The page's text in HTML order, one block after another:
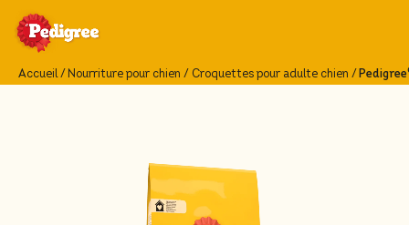
Accueil Nourriture pour chien Croquettes pour adulte chien